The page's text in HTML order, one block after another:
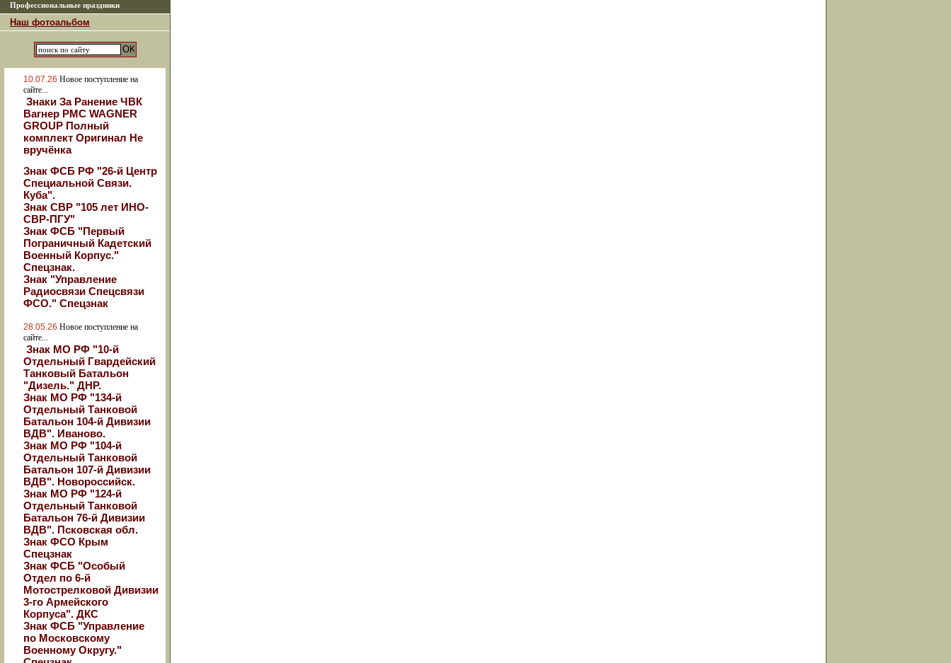
Профессиональные праздники
Наш фотоальбом
10.07.26 Новое поступление на
сайте...
Знаки За Ранение ЧВК
Вагнер РМС WAGNER
GROUP Полный
комплект Оригинал Не
вручёнка
Знак ФСБ РФ "26-й Центр
Специальной Связи.
Куба".
Знак СВР "105 лет ИНО-
СВР-ПГУ"
Знак ФСБ "Первый
Пограничный Кадетский
Военный Корпус."
Спецзнак.
Знак "Управление
Радиосвязи Спецсвязи
ФСО." Спецзнак
28.05.26 Новое поступление на
сайте...
Знак МО РФ "10-й
Отдельный Гвардейский
Танковый Батальон
"Дизель." ДНР.
Знак МО РФ "134-й
Отдельный Танковой
Батальон 104-й Дивизии
ВДВ". Иваново.
Знак МО РФ "104-й
Отдельный Танковой
Батальон 107-й Дивизии
ВДВ". Новороссийск.
Знак МО РФ "124-й
Отдельный Танковой
Батальон 76-й Дивизии
ВДВ". Псковская обл.
Знак ФСО Крым
Спецзнак
Знак ФСБ "Особый
Отдел по 6-й
Мотострелковой Дивизии
3-го Армейского
Корпуса". ДКС
Знак ФСБ "Управление
по Московскому
Военному Округу."